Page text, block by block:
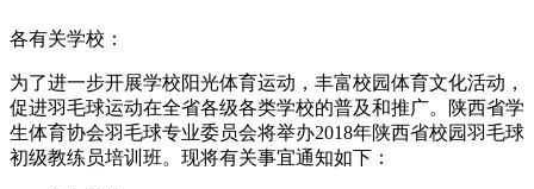
各有关学校：
为了进一步开展学校阳光体育运动，丰富校园体育文化活动，
促进羽毛球运动在全省各级各类学校的普及和推广。陕西省学
生体育协会羽毛球专业委员会将举办2018年陕西省校园羽毛球
初级教练员培训班。现将有关事宜通知如下：